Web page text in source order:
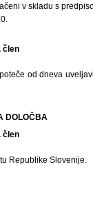
v skladu s
člen
od dneva
DOLOČBA
člen
Republike Slovenije.